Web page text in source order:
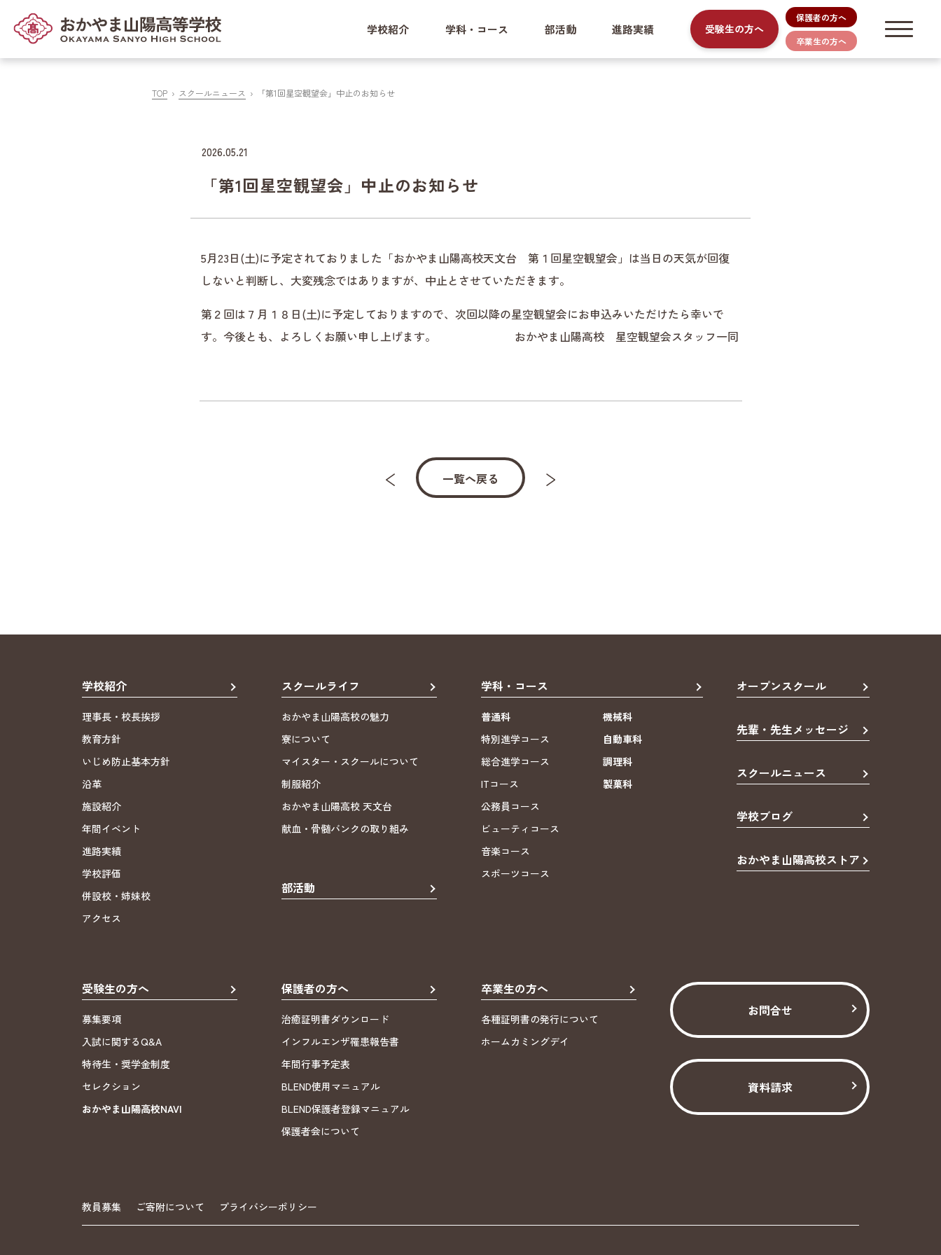
学校紹介 学科・コース 部活動 進路実績 受験生の方へ
保護者の方へ
卒業生の方へ
TOP スクールニュース 「第1回星空観望会」中止のお知らせ
2026.05.21
「第1回星空観望会」中止のお知らせ
5月23日(土)に予定されておりました「おかやま山陽高校天文台 第１回星空観望会」は当日の天気が回復
しないと判断し、大変残念ではありますが、中止とさせていただきます。
第２回は７月１８日(土)に予定しておりますので、次回以降の星空観望会にお申込みいただけたら幸いで
す。今後とも、よろしくお願い申し上げます。 おかやま山陽高校 星空観望会スタッフ一同
一覧へ戻る
学校紹介
理事長・校長挨拶
教育方針
いじめ防止基本方針
沿革
施設紹介
年間イベント
進路実績
学校評価
併設校・姉妹校
アクセス
受験生の方へ
募集要項
入試に関するQ&A
特待生・奨学金制度
セレクション
おかやま山陽高校NAVI
スクールライフ
おかやま山陽高校の魅力
寮について
マイスター・スクールについて
制服紹介
おかやま山陽高校 天文台
献血・骨髄バンクの取り組み
部活動
保護者の方へ
治癒証明書ダウンロード
インフルエンザ罹患報告書
年間行事予定表
BLEND使用マニュアル
BLEND保護者登録マニュアル
保護者会について
卒業生の方へ
各種証明書の発行について
ホームカミングデイ
学科・コース
普通科
特別進学コース
総合進学コース
ITコース
公務員コース
ビューティコース
音楽コース
スポーツコース
機械科
自動車科
調理科
製菓科
オープンスクール
先輩・先生メッセージ
スクールニュース
学校ブログ
おかやま山陽高校ストア
お問合せ
資料請求
教員募集 ご寄附について プライバシーポリシー